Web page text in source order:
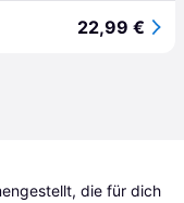
22,99 €
die für dich